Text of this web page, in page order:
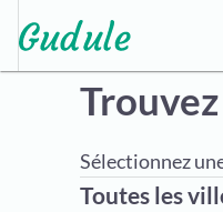
Sélectionnez
Toutes les